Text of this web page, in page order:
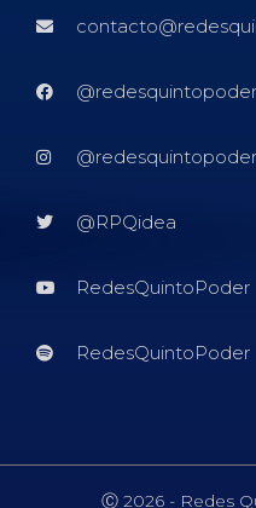
@redesquintopoder
@redesquintopoder
@RPQidea
RedesQuintoPoder
RedesQuintoPoder
Ⓒ 2026 - Redes